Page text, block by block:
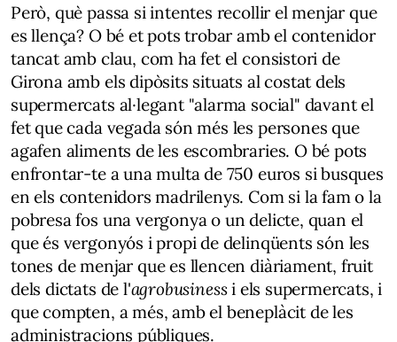
Però, què passa si intentes recollir el menjar que
es llença? O bé et pots trobar amb el contenidor
tancat amb clau, com ha fet el consistori de
Girona amb els dipòsits situats al costat dels
supermercats al·legant "alarma social" davant el
fet que cada vegada són més les persones que
agafen aliments de les escombraries. O bé pots
enfrontar-te a una multa de 750 euros si busques
en els contenidors madrilenys. Com si la fam o la
pobresa fos una vergonya o un delicte, quan el
que és vergonyós i propi de delinqüents són les
tones de menjar que es llencen diàriament, fruit
dels dictats de l'agrobusinessi els supermercats, i
que compten, a més, amb el beneplàcit de les
administracions públiques.